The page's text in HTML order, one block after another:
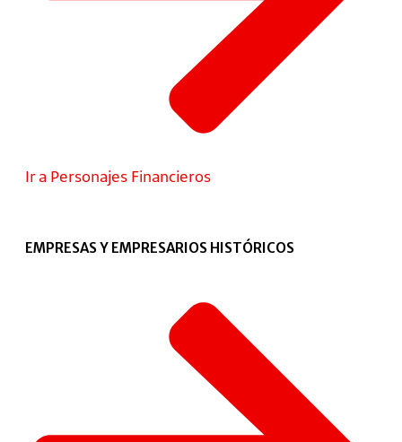
Ir a Personajes Financieros
EMPRESAS Y EMPRESARIOS HISTÓRICOS